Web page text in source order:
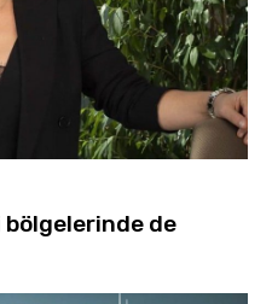
bölgelerinde de